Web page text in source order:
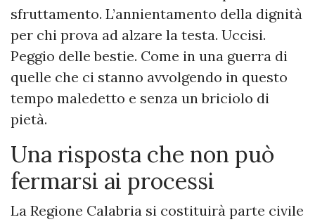
sfruttamento. L’annientamento della dignità
per chi prova ad alzare la testa. Uccisi.
Peggio delle bestie. Come in una guerra di
quelle che ci stanno avvolgendo in questo
tempo maledetto e senza un briciolo di
pietà.
Una risposta che non può
fermarsi ai processi
La Regione Calabria si costituirà parte civile